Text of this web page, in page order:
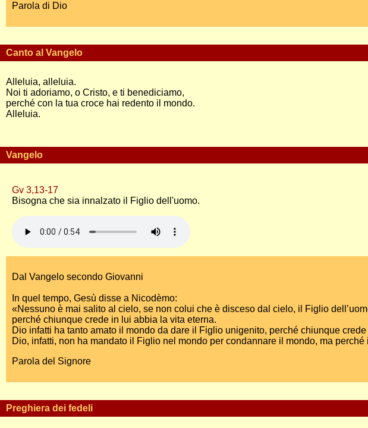
Parola di Dio
Canto al Vangelo
Alleluia, alleluia.
Noi ti adoriamo, o Cristo, e ti benediciamo,
perché con la tua croce hai redento il mondo.
Alleluia.
Vangelo
Gv 3,13-17
Bisogna che sia innalzato il Figlio dell'uomo.
Dal Vangelo secondo Giovanni
In quel tempo, Gesù disse a Nicodèmo:
«Nessuno è mai salito al cielo, se non colui che è disceso dal cielo, il Figlio
perché chiunque crede in lui abbia la vita eterna.
Dio infatti ha tanto amato il mondo da dare il Figlio unigenito, perché chiunque
Dio, infatti, non ha mandato il Figlio nel mondo per condannare il mondo, ma
Parola del Signore
Preghiera dei fedeli